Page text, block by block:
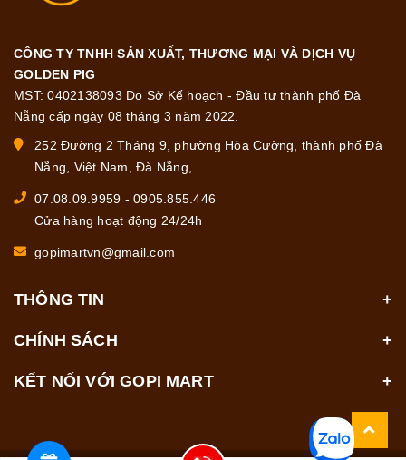
CÔNG TY TNHH SẢN XUẤT, THƯƠNG MẠI VÀ DỊCH VỤ
GOLDEN PIG
MST: 0402138093 Do Sở Kế hoạch - Đầu tư thành phố Đà
Nẵng cấp ngày 08 tháng 3 năm 2022.
252 Đường 2 Tháng 9, phường Hòa Cường, thành phố Đà
Nẵng, Việt Nam, Đà Nẵng,
07.08.09.9959 - 0905.855.446
Cửa hàng hoạt động 24/24h
gopimartvn@gmail.com
THÔNG TIN
CHÍNH SÁCH
KẾT NỐI VỚI GOPI MART